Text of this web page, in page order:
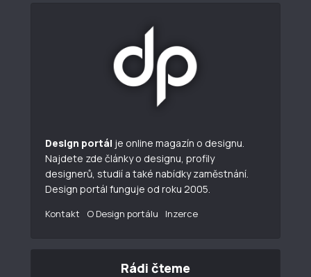
Design portál je online magazín o designu.
Najdete zde články o designu, profily
designerů, studií a také nabídky zaměstnání.
Design portál funguje od roku 2005.
Kontakt O Design portálu Inzerce
Rádi čteme